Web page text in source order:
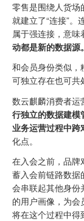
零售是围绕人货场
就建立了“连接”。
属于强连接 ，意
动都是新的数据源。
和会员身份类似，
可独立存在也可共
数云麒麟消费者运
行独立的数据建模
业务运营过程中跨
化点。
在入会之前，品牌
蓄入会前链路数据
会串联起其他身份
的用户画像，为
将在这个过程中得